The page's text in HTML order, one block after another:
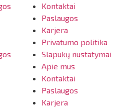
Kontaktai
Paslaugos
Karjera
Privatumo politika
Slapukų nustatymai
Apie mus
Kontaktai
Paslaugos
Karjera